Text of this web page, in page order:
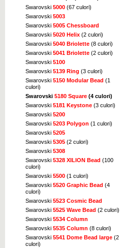
Swarovski 5000 (67 culori)
Swarovski 5003
Swarovski 5005 Chessboard
Swarovski 5020 Helix (2 culori)
Swarovski 5040 Briolette (8 culori)
Swarovski 5041 Briolette (2 culori)
Swarovski 5100
Swarovski 5139 Ring (3 culori)
Swarovski 5150 Modular Bead (1
culori)
Swarovski 5180 Square (4 culori)
Swarovski 5181 Keystone (3 culori)
Swarovski 5200
Swarovski 5203 Polygon (1 culori)
Swarovski 5205
Swarovski 5305 (2 culori)
Swarovski 5308
Swarovski 5328 XILION Bead (100
culori)
Swarovski 5500 (1 culori)
Swarovski 5520 Graphic Bead (4
culori)
Swarovski 5523 Cosmic Bead
Swarovski 5525 Wave Bead (2 culori)
Swarovski 5534 Column
Swarovski 5535 Column (8 culori)
Swarovski 5541 Dome Bead large (2
culori)